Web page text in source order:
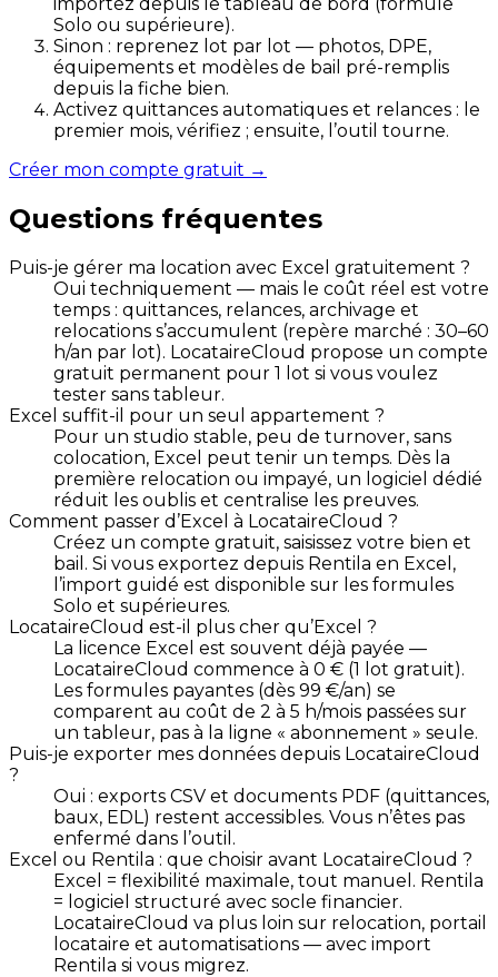
Solo ou supérieure).
Sinon : reprenez lot par lot — photos, DPE,
équipements et modèles de bail pré-remplis
depuis la fiche bien.
Activez quittances automatiques et relances : le
premier mois, vérifiez ; ensuite, l’outil tourne.
Créer mon compte gratuit →
Questions fréquentes
Puis-je gérer ma location avec Excel gratuitement ?
Oui techniquement — mais le coût réel est votre
temps : quittances, relances, archivage et
relocations s’accumulent (repère marché : 30–60
h/an par lot). LocataireCloud propose un compte
gratuit permanent pour 1 lot si vous voulez
tester sans tableur.
Excel suffit-il pour un seul appartement ?
Pour un studio stable, peu de turnover, sans
colocation, Excel peut tenir un temps. Dès la
première relocation ou impayé, un logiciel dédié
réduit les oublis et centralise les preuves.
Comment passer d’Excel à LocataireCloud ?
Créez un compte gratuit, saisissez votre bien et
bail. Si vous exportez depuis Rentila en Excel,
l’import guidé est disponible sur les formules
Solo et supérieures.
LocataireCloud est-il plus cher qu’Excel ?
La licence Excel est souvent déjà payée —
LocataireCloud commence à 0 € (1 lot gratuit).
Les formules payantes (dès 99 €/an) se
comparent au coût de 2 à 5 h/mois passées sur
un tableur, pas à la ligne « abonnement » seule.
Puis-je exporter mes données depuis LocataireCloud
?
Oui : exports CSV et documents PDF (quittances,
baux, EDL) restent accessibles. Vous n’êtes pas
enfermé dans l’outil.
Excel ou Rentila : que choisir avant LocataireCloud ?
Excel = flexibilité maximale, tout manuel. Rentila
= logiciel structuré avec socle financier.
LocataireCloud va plus loin sur relocation, portail
locataire et automatisations — avec import
Rentila si vous migrez.